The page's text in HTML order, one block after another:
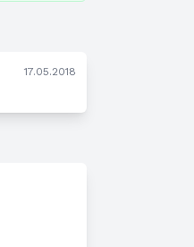
17.05.2018